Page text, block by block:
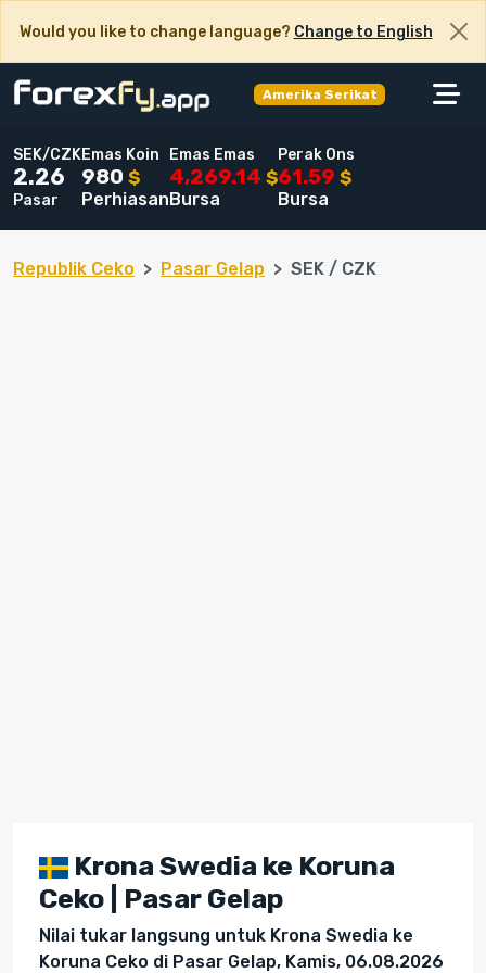
Would you like to change language? Change to English
Amerika Serikat
SEK/CZK
2.26
Pasar
Emas Koin
980 $
Perhiasan
Emas Emas
4,269.14 $
Bursa
Perak Ons
61.59 $
Bursa
Republik Ceko Pasar Gelap SEK / CZK
Krona Swedia ke Koruna
Ceko | Pasar Gelap
Nilai tukar langsung untuk Krona Swedia ke
Koruna Ceko di Pasar Gelap, Kamis, 06.08.2026